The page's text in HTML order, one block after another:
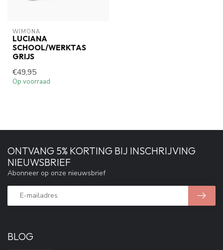
WIMONA
LUCIANA
SCHOOL/WERKTAS
GRIJS
€49,95
Op voorraad
BLOG
ONTVANG 5% KORTING BIJ INSCHRIJVING
NIEUWSBRIEF
Abonneer op onze nieuwsbrief